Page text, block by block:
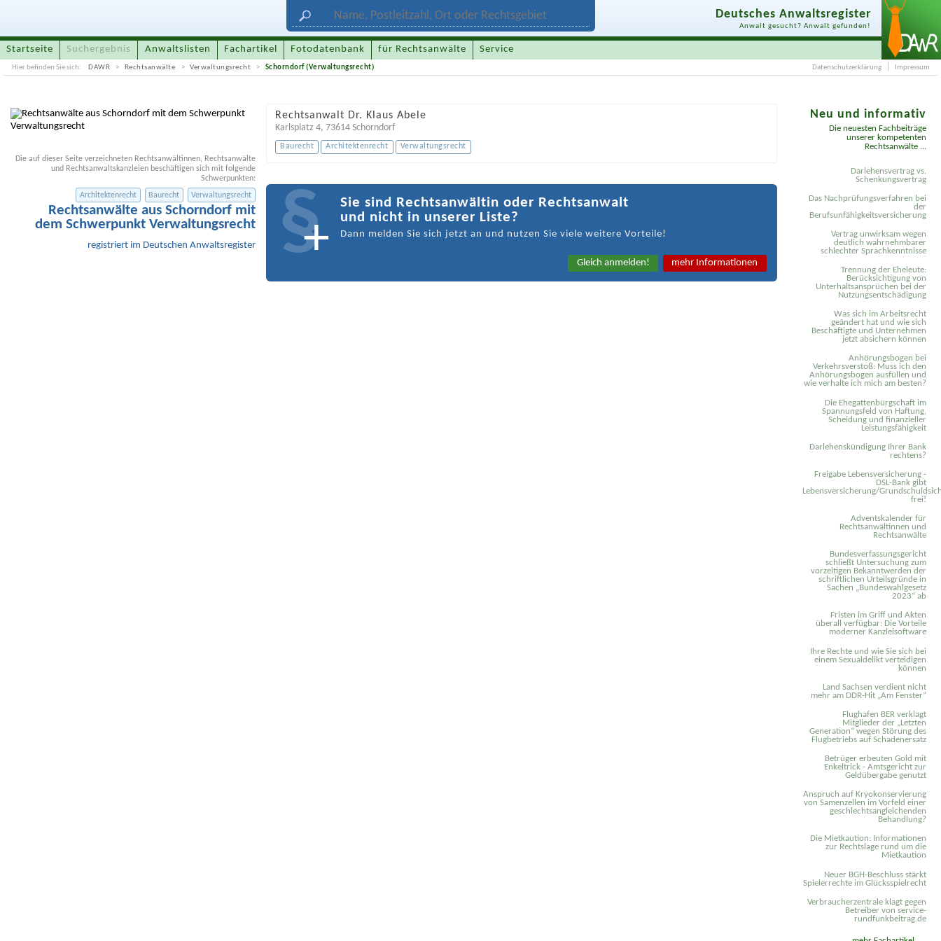
Deutsches Anwaltsregister
Anwalt gesucht? Anwalt gefunden!
Startseite Suchergebnis Anwaltslisten Fachartikel Fotodatenbank für Rechtsanwälte Service
Hier befinden Sie sich: DAWR Rechtsanwälte Verwaltungsrecht Schorndorf (Verwaltungsrecht) Datenschutzerklärung Impressum
Rechtsanwälte aus Schorndorf mit
dem Schwerpunkt Verwaltungsrecht
registriert im Deutschen Anwaltsregister
Die auf dieser Seite verzeichneten Rechtsanwältinnen, Rechtsanwälte
und Rechtsanwaltskanzleien beschäftigen sich mit folgende
Schwerpunkten:
Architektenrecht
Baurecht Verwaltungsrecht
Rechtsanwalt Dr. Klaus Abele
Karlsplatz 4,73614 Schorndorf
Baurecht Architektenrecht Verwaltungsrecht
Sie sind Rechtsanwältin oder Rechtsanwalt
und nicht in unserer Liste?
Dann melden Sie sich jetzt an und nutzen Sie viele weitere Vorteile!
Gleich anmelden! mehr Informationen
Neu und informativ
Die neuesten Fachbeiträge
unserer kompetenten
Rechtsanwälte ...
Darlehensvertrag vs.
Schenkungsvertrag
Das Nachprüfungsverfahren bei
der
Berufsunfähigkeitsversicherung
Vertrag unwirksam wegen
deutlich wahrnehmbarer
schlechter Sprachkenntnisse
Trennung der Eheleute:
Berücksichtigung von
Unterhaltsansprüchen bei der
Nutzungsentschädigung
Was sich im Arbeitsrecht
geändert hat und wie sich
Beschäftigte und Unternehmen
jetzt absichern können
Anhörungsbogen bei
Verkehrsverstoß: Muss ich den
Anhörungsbogen ausfüllen und
wie verhalte ich mich am besten?
Die Ehegattenbürgschaft im
Spannungsfeld von Haftung,
Scheidung und finanzieller
Leistungsfähigkeit
Darlehenskündigung Ihrer Bank
rechtens?
Freigabe Lebensversicherung -
DSL-Bank gibt
Lebensversicherung/
frei!
Adventskalender für
Rechtsanwältinnen und
Rechtsanwälte
Bundesverfassungsgericht
schließt Untersuchung zum
vorzeitigen Bekanntwerden der
schriftlichen Urteilsgründe in
Sachen „Bundeswahlgesetz
2023“ ab
Fristen im Griff und Akten
überall verfügbar: Die Vorteile
moderner Kanzleisoftware
Ihre Rechte und wie Sie sich bei
einem Sexual­delikt verteidigen
können
Land Sachsen verdient nicht
mehr am DDR-Hit „Am Fenster“
Flughafen BER verklagt
Mitglieder der „Letzten
Generation“ wegen Störung des
Flugbetriebs auf Schadenersatz
Betrüger erbeuten Gold mit
Enkeltrick - Amtsgericht zur
Geldübergabe genutzt
Anspruch auf Kryokonservierung
von Samenzellen im Vorfeld einer
geschlechtsangleichenden
Behandlung?
Die Mietkaution: Informationen
zur Rechtslage rund um die
Mietkaution
Neuer BGH-Beschluss stärkt
Spielerrechte im Glücksspielrecht
Verbraucherzentrale klagt gegen
Betreiber von service-
rundfunkbeitrag.de